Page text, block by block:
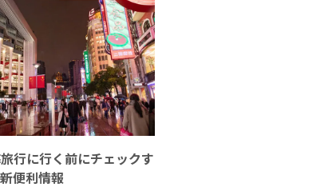
行に行く前にチェックす
便利情報